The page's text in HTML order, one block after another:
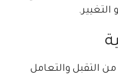
التغيير.
التقبل والتعامل